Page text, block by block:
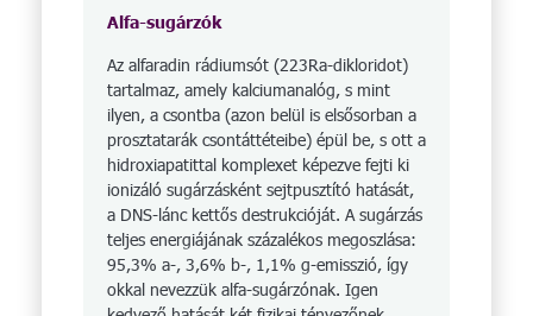
Alfa-sugárzók
Az alfaradin rádiumsót (223Ra-dikloridot)
tartalmaz, amely kalciumanalóg, s mint
ilyen, a csontba (azon belül is elsősorban a
prosztatarák csontáttéteibe) épül be, s ott a
hidroxiapatittal komplexet képezve fejti ki
ionizáló sugárzásként sejtpusztító hatását,
a DNS-lánc kettős destrukcióját. A sugárzás
teljes energiájának százalékos megoszlása:
95,3% a-, 3,6% b-, 1,1% g-emisszió, így
okkal nevezzük alfa-sugárzónak. Igen